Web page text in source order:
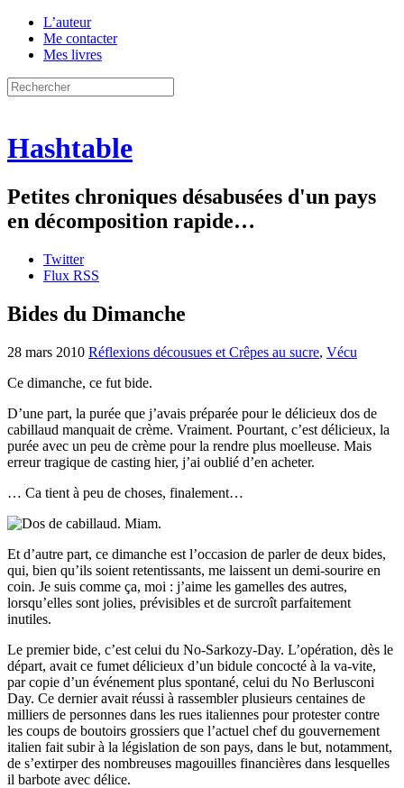
L’auteur
Me contacter
Mes livres
Hashtable
Petites chroniques désabusées d'un pays
en décomposition rapide…
Twitter
Flux RSS
Bides du Dimanche
28 mars 2010 Réflexions décousues et Crêpes au sucre, Vécu
Ce dimanche, ce fut bide.
D’une part, la purée que j’avais préparée pour le délicieux dos de
cabillaud manquait de crème. Vraiment. Pourtant, c’est délicieux, la
purée avec un peu de crème pour la rendre plus moelleuse. Mais
erreur tragique de casting hier, j’ai oublié d’en acheter.
… Ca tient à peu de choses, finalement…
Et d’autre part, ce dimanche est l’occasion de parler de deux bides,
qui, bien qu’ils soient retentissants, me laissent un demi-sourire en
coin. Je suis comme ça, moi : j’aime les gamelles des autres,
lorsqu’elles sont jolies, prévisibles et de surcroît parfaitement
inutiles.
Le premier bide, c’est celui du No-Sarkozy-Day. L’opération, dès le
départ, avait ce fumet délicieux d’un bidule concocté à la va-vite,
par copie d’un événement plus spontané, celui du No Berlusconi
Day. Ce dernier avait réussi à rassembler plusieurs centaines de
milliers de personnes dans les rues italiennes pour protester contre
les coups de boutoirs grossiers que l’actuel chef du gouvernement
italien fait subir à la législation de son pays, dans le but, notamment,
de s’extirper des nombreuses magouilles financières dans lesquelles
il barbote avec délice.